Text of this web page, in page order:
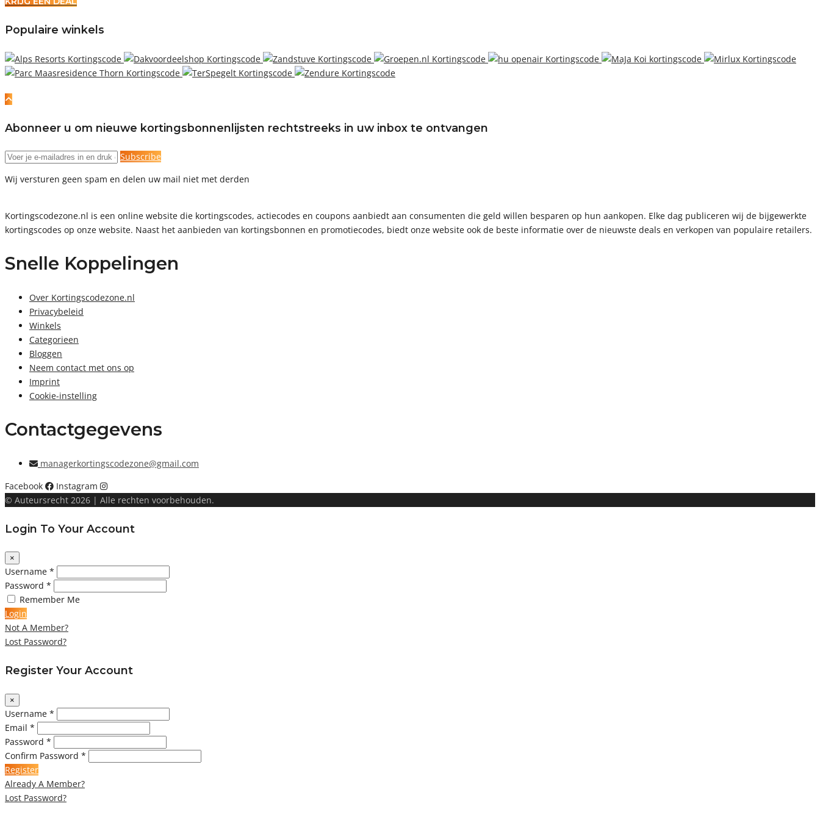
Populaire winkels
Abonneer u om nieuwe kortingsbonnenlijsten rechtstreeks in uw inbox te ontvangen
Subscribe
Wij versturen geen spam en delen uw mail niet met derden
Kortingscodezone.nl is een online website die kortingscodes, actiecodes en coupons aanbiedt aan consumenten die geld willen besparen op hun aankopen. Elke dag publiceren wij de bijgewerkte
kortingscodes op onze website. Naast het aanbieden van kortingsbonnen en promotiecodes, biedt onze website ook de beste informatie over de nieuwste deals en verkopen van populaire retailers.
Snelle Koppelingen
Over Kortingscodezone.nl
Privacybeleid
Winkels
Categorieen
Bloggen
Neem contact met ons op
Imprint
Cookie-instelling
Contactgegevens
managerkortingscodezone@gmail.com
Facebook
Instagram
© Auteursrecht 2026 | Alle rechten voorbehouden.
Login To Your Account
×
Username *
Password *
Remember Me
Login
Not A Member?
Lost Password?
Register Your Account
×
Username *
Email *
Password *
Confirm Password *
Register
Already A Member?
Lost Password?